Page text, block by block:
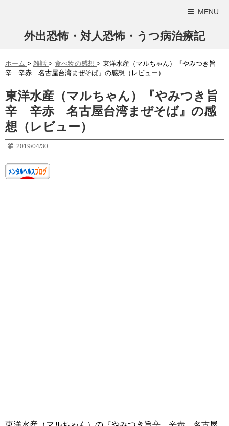
MENU
外出恐怖・対人恐怖・うつ病治療記
ホーム > 雑話 > 食べ物の感想 > 東洋水産（マルちゃん）『やみつき旨
辛 辛赤 名古屋台湾まぜそば』の感想（レビュー）
東洋水産（マルちゃん）『やみつき旨
辛 辛赤 名古屋台湾まぜそば』の感
想（レビュー）
2019/04/30